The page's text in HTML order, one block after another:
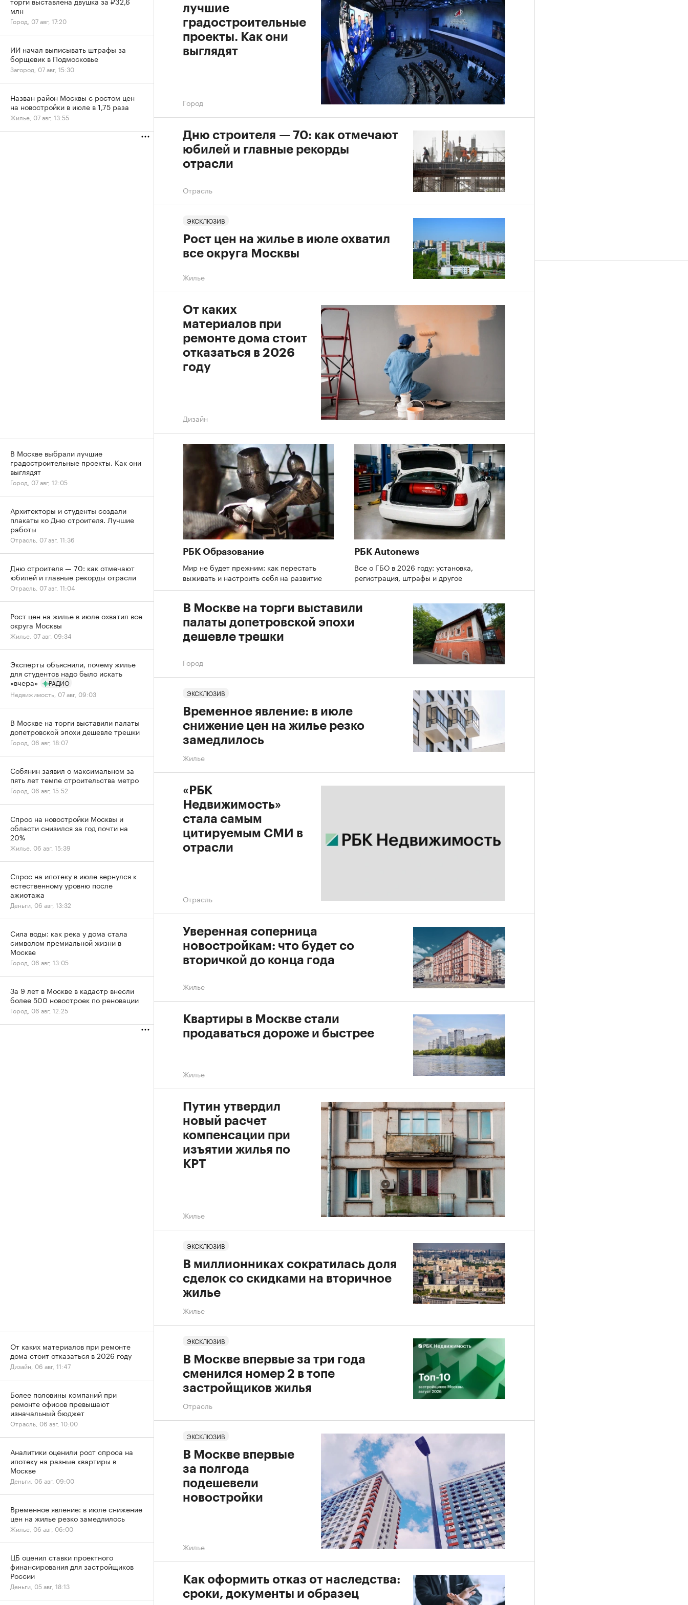
Город
лучшие
градостроительные
проекты. Как они
выглядят
Отрасль
Дню строителя — 70: как отмечают
юбилей и главные рекорды
отрасли
Жилье
Рост цен на жилье в июле охватил
все округа Москвы
ЭКСКЛЮЗИВ
Дизайн
От каких
материалов при
ремонте дома стоит
отказаться в 2026
году
РБК Образование
Мир не будет прежним: как перестать
выживать и настроить себя на развитие
РБК Autonews
Все о ГБО в 2026 году: установка,
регистрация, штрафы и другое
Город
В Москве на торги выставили
палаты допетровской эпохи
дешевле трешки
Жилье
Временное явление: в июле
снижение цен на жилье резко
замедлилось
ЭКСКЛЮЗИВ
Отрасль
«РБК
Недвижимость»
стала самым
цитируемым СМИ в
отрасли
Жилье
Уверенная соперница
новостройкам: что будет со
вторичкой до конца года
Жилье
Квартиры в Москве стали
продаваться дороже и быстрее
Жилье
Путин утвердил
новый расчет
компенсации при
изъятии жилья по
КРТ
Жилье
В миллионниках сократилась доля
сделок со скидками на вторичное
жилье
ЭКСКЛЮЗИВ
Отрасль
В Москве впервые за три года
сменился номер 2 в топе
застройщиков жилья
ЭКСКЛЮЗИВ
Жилье
В Москве впервые
за полгода
подешевели
новостройки
ЭКСКЛЮЗИВ
Как оформить отказ от наследства:
сроки, документы и образец
млн
Город, 07 авг, 17:20
ИИ начал выписывать штрафы за
борщевик в Подмосковье
Загород, 07 авг, 15:30
Назван район Москвы с ростом цен
на новостройки в июле в 1,75 раза
Жилье, 07 авг, 13:55
В Москве выбрали лучшие
градостроительные проекты. Как они
выглядят
Город, 07 авг, 12:05
Архитекторы и студенты создали
плакаты ко Дню строителя. Лучшие
работы
Отрасль, 07 авг, 11:36
Дню строителя — 70: как отмечают
юбилей и главные рекорды отрасли
Отрасль, 07 авг, 11:04
Рост цен на жилье в июле охватил все
округа Москвы
Жилье, 07 авг, 09:34
Эксперты объяснили, почему жилье
для студентов надо было искать
«вчера»
РАДИО
Недвижимость, 07 авг, 09:03
В Москве на торги выставили палаты
допетровской эпохи дешевле трешки
Город, 06 авг, 18:07
Собянин заявил о максимальном за
пять лет темпе строительства метро
Город, 06 авг, 15:52
Спрос на новостройки Москвы и
области снизился за год почти на
20%
Жилье, 06 авг, 15:39
Спрос на ипотеку в июле вернулся к
естественному уровню после
ажиотажа
Деньги, 06 авг, 13:32
Сила воды: как река у дома стала
символом премиальной жизни в
Москве
Город, 06 авг, 13:05
За 9 лет в Москве в кадастр внесли
более 500 новостроек по реновации
Город, 06 авг, 12:25
От каких материалов при ремонте
дома стоит отказаться в 2026 году
Дизайн, 06 авг, 11:47
Более половины компаний при
ремонте офисов превышают
изначальный бюджет
Отрасль, 06 авг, 10:00
Аналитики оценили рост спроса на
ипотеку на разные квартиры в
Москве
Деньги, 06 авг, 09:00
Временное явление: в июле снижение
цен на жилье резко замедлилось
Жилье, 06 авг, 06:00
ЦБ оценил ставки проектного
финансирования для застройщиков
России
Деньги, 05 авг, 18:13